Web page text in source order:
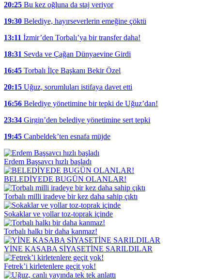
20:25 Bu kez oğluna da staj veriyor
19:30 Belediye, hayırseverlerin emeğine çöktü
13:11 İzmir’den Torbalı’ya bir transfer daha!
18:31 Sevda ve Çağan Dünyaevine Girdi
16:45 Torbalı İlçe Başkanı Bekir Özel
20:15 Uğuz, sorumluları istifaya davet etti
16:56 Belediye yönetimine bir tepki de Uğuz’dan!
23:34 Girgin’den belediye yönetimine sert tepki
19:45 Canbeldek’ten esnafa müjde
Erdem Başsavcı hızlı başladı
BELEDİYEDE BUGÜN OLANLAR!
Torbalı milli iradeye bir kez daha sahip çıktı
Sokaklar ve yollar toz-toprak içinde
Torbalı halkı bir daha kanmaz!
YİNE KASABA SİYASETİNE SARILDILAR
Fetrek’i kirletenlere geçit yok!